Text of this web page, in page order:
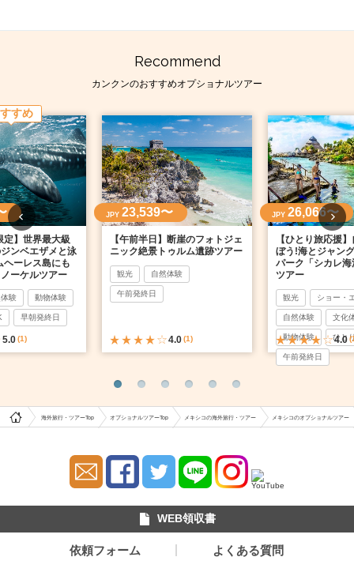
Recommend
カンクンのおすすめオプショナルツアー
すめ
定】世界最大級
ンベエザメと泳
ヘーレス島にも
ーケルツアー
験 動物体験
早朝発終日
5.0(1)
JPY 23,539〜
【午前半日】断崖のフォトジェ
ニック絶景トゥルム遺跡ツアー
観光 自然体験
午前発終日
4.0(1)
JPY 26,066〜
【ひとり旅応援
ぼう!海とジャン
パーク「シカレ
ツアー
観光 ショー・
自然体験 文化
動物体験 ひと
午前発終日
4.0
海外旅行・ツアーTop オプショナルツアーTop メキシコの海外旅行・ツアー メキシコのオプショナルツアー
WEB領収書
依頼フォーム よくある質問